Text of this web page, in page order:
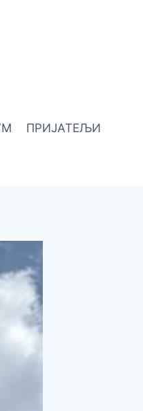
ПРИЈАТЕЉИ